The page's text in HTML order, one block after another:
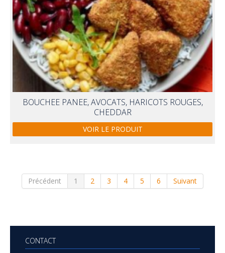
BOUCHEE PANEE, AVOCATS, HARICOTS ROUGES,
CHEDDAR
VOIR LE PRODUIT
Précédent 1 2 3 4 5 6 Suivant
CONTACT